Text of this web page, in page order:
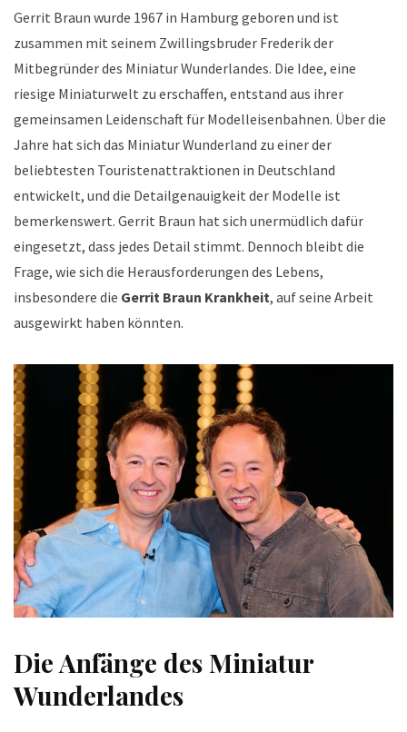
Gerrit Braun wurde 1967 in Hamburg geboren und ist
zusammen mit seinem Zwillingsbruder Frederik der
Mitbegründer des Miniatur Wunderlandes. Die Idee, eine
riesige Miniaturwelt zu erschaffen, entstand aus ihrer
gemeinsamen Leidenschaft für Modelleisenbahnen. Über die
Jahre hat sich das Miniatur Wunderland zu einer der
beliebtesten Touristenattraktionen in Deutschland
entwickelt, und die Detailgenauigkeit der Modelle ist
bemerkenswert. Gerrit Braun hat sich unermüdlich dafür
eingesetzt, dass jedes Detail stimmt. Dennoch bleibt die
Frage, wie sich die Herausforderungen des Lebens,
insbesondere die Gerrit Braun Krankheit, auf seine Arbeit
ausgewirkt haben könnten.
Die Anfänge des Miniatur
Wunderlandes